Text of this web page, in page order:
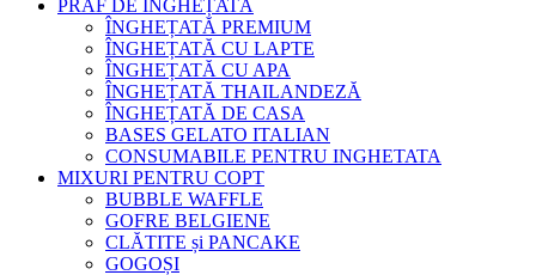
PRAF DE ÎNGHEȚATĂ
ÎNGHEȚATĂ PREMIUM
ÎNGHEȚATĂ CU LAPTE
ÎNGHEȚATĂ CU APA
ÎNGHEȚATĂ THAILANDEZĂ
ÎNGHEȚATĂ DE CASA
BASES GELATO ITALIAN
CONSUMABILE PENTRU INGHETATA
MIXURI PENTRU COPT
BUBBLE WAFFLE
GOFRE BELGIENE
CLĂTITE și PANCAKE
GOGOȘI